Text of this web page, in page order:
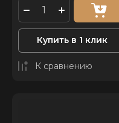
Купить в 1 клик
К сравнению